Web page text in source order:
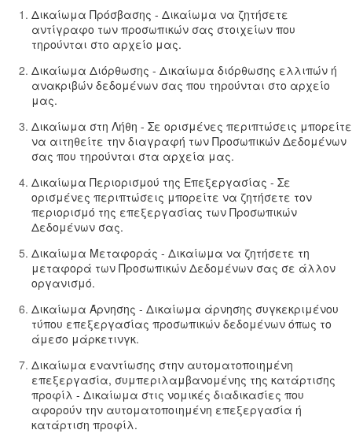
Δικαίωμα Πρόσβασης - Δικαίωμα να ζητήσετε
αντίγραφο των προσωπικών σας στοιχείων που
τηρούνται στο αρχείο μας.
Δικαίωμα Διόρθωσης - Δικαίωμα διόρθωσης ελλιπών ή
ανακριβών δεδομένων σας που τηρούνται στο αρχείο
μας.
Δικαίωμα στη Λήθη - Σε ορισμένες περιπτώσεις μπορείτε
να αιτηθείτε την διαγραφή των Προσωπικών Δεδομένων
σας που τηρούνται στα αρχεία μας.
Δικαίωμα Περιορισμού της Επεξεργασίας - Σε
ορισμένες περιπτώσεις μπορείτε να ζητήσετε τον
περιορισμό της επεξεργασίας των Προσωπικών
Δεδομένων σας.
Δικαίωμα Μεταφοράς - Δικαίωμα να ζητήσετε τη
μεταφορά των Προσωπικών Δεδομένων σας σε άλλον
οργανισμό.
Δικαίωμα Άρνησης - Δικαίωμα άρνησης συγκεκριμένου
τύπου επεξεργασίας προσωπικών δεδομένων όπως το
άμεσο μάρκετινγκ.
Δικαίωμα εναντίωσης στην αυτοματοποιημένη
επεξεργασία, συμπεριλαμβανομένης της κατάρτισης
προφίλ - Δικαίωμα στις νομικές διαδικασίες που
αφορούν την αυτοματοποιημένη επεξεργασία ή
κατάρτιση προφίλ.